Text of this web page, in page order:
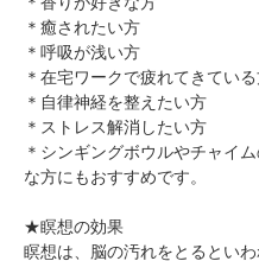
​＊癒されたい方
＊呼吸が浅い方
＊在宅ワークで疲れてきてい
＊自律神経を整えたい方
​＊ストレス解消したい方
＊シンギングボウルやチャイ
な方にもおすすめです。
★瞑想の効果
瞑想は、脳の汚れをとるといわ